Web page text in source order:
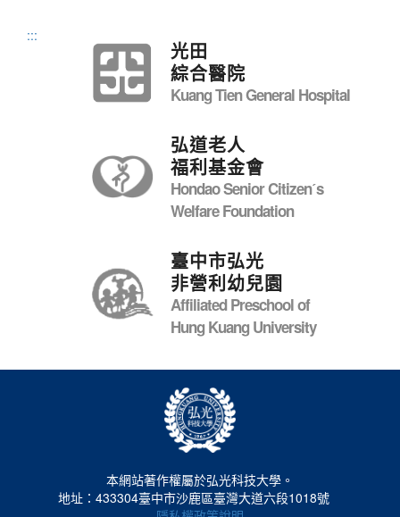
:::
光田
綜合醫院
Kuang Tien General Hospital
弘道老人
福利基金會
Hondao Senior Citizenˊs
Welfare Foundation
臺中市弘光
非營利幼兒園
Affiliated Preschool of
Hung Kuang University
本網站著作權屬於弘光科技大學。
地址：433304臺中市沙鹿區臺灣大道六段1018號